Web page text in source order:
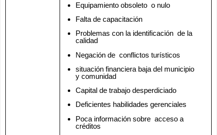
Equipamiento obsoleto  o nulo
Falta de capacitación
Problemas con la identificación  de la
calidad
Negación de  conflictos turísticos
situación financiera baja del municipio
y comunidad
Capital de trabajo desperdiciado
Deficientes habilidades gerenciales
Poca información sobre  acceso a
créditos